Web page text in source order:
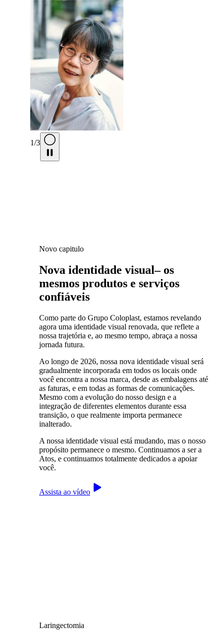
1/3
Novo capitulo
Nova identidade visual– os
mesmos produtos e serviços
confiáveis
Como parte do Grupo Coloplast, estamos revelando
agora uma identidade visual renovada, que reflete a
nossa trajetória e, ao mesmo tempo, abraça a nossa
jornada futura.
Ao longo de 2026, nossa nova identidade visual será
gradualmente incorporada em todos os locais onde
você encontra a nossa marca, desde as embalagens até
as faturas, e em todas as formas de comunicações.
Mesmo com a evolução do nosso design e a
integração de diferentes elementos durante essa
transição, o que realmente importa permanece
inalterado.
A nossa identidade visual está mudando, mas o nosso
propósito permanece o mesmo. Continuamos a ser a
Atos, e continuamos totalmente dedicados a apoiar
você.
Assista ao vídeo
Laringectomia